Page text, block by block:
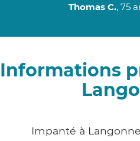
Thomas C., 75
Informations
Impanté à